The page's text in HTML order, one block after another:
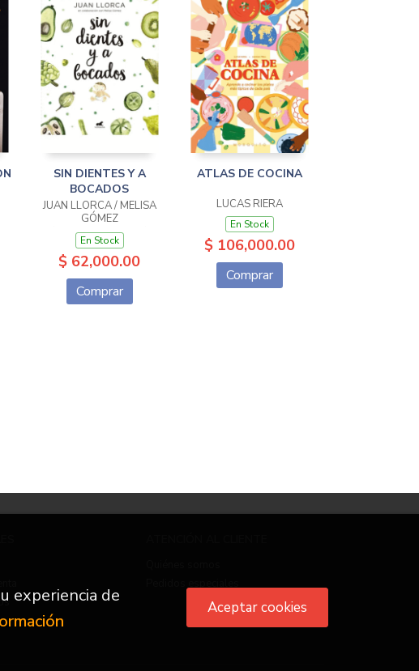
SIN DIENTES Y A
BOCADOS
JUAN LLORCA / MELISA
GÓMEZ
(COLABORADORA)
En Stock
$ 62,000.00
Comprar
ATLAS DE COCINA
LUCAS RIERA
En Stock
$ 106,000.00
Comprar
experiencia de
Aceptar cookies